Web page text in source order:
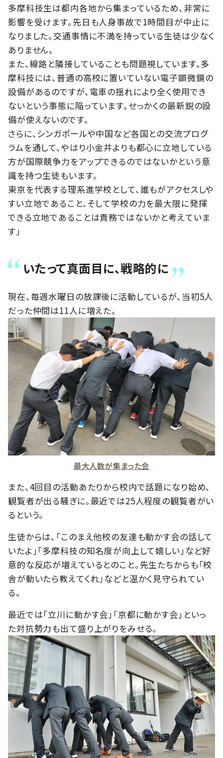
多摩科技生は都内各地から集まっているため、非常に
影響を受けます。先日も人身事故で1時間目が中止に
なりました。交通事情に不満を持っている生徒は少なく
ありません。
また、線路と隣接していることも問題視しています。多
摩科技には、普通の高校に置いていない電子顕微鏡の
設備があるのですが、電車の揺れにより全く使用でき
ないという事態に陥っています。せっかくの最新鋭の設
備が使えないのです。
さらに、シンガポールや中国など各国との交流プログ
ラムを通して、やはり小金井よりも都心に立地している
方が国際競争力をアップできるのではないかという意
識を持つ生徒もいます。
東京を代表する理系進学校として、誰もがアクセスしや
すい立地であること、そして学校の力を最大限に発揮
できる立地であることは責務ではないかと考えていま
す」
いたって真面目に、戦略的に
現在、毎週水曜日の放課後に活動しているが、当初5人
だった仲間は11人に増えた。
最大人数が集まった会
また、4回目の活動あたりから校内で話題になり始め、
観覧者が出る騒ぎに。最近では25人程度の観覧者がい
るという。
生徒からは、「このまえ他校の友達も動かす会の話して
いたよ」「多摩科技の知名度が向上して嬉しい」など好
意的な反応が増えているとのこと。先生たちからも「校
舎が動いたら教えてくれ」などと温かく見守られてい
る。
最近では「立川に動かす会」「京都に動かす会」といっ
た対抗勢力も出て盛り上がりをみせる。